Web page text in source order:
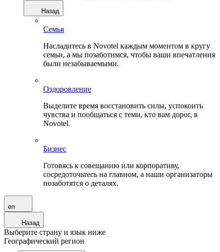
Назад
Семья
Насладитесь в Novotel каждым моментом в кругу
семьи, а мы позаботимся, чтобы ваши впечатления
были незабываемыми.
Оздоровление
Выделите время восстановить силы, успокоить
чувства и пообщаться с теми, кто вам дорог, в
Novotel.
Бизнес
Готовясь к совещанию или корпоративу,
сосредоточьтесь на главном, а наши организаторы
позаботятся о деталях.
en
Назад
Выберите страну и язык ниже
Географический регион